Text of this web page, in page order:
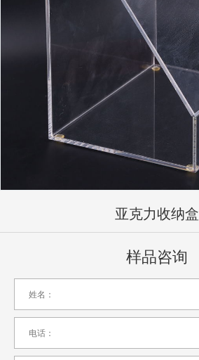
亚克力收纳盒
样品咨询